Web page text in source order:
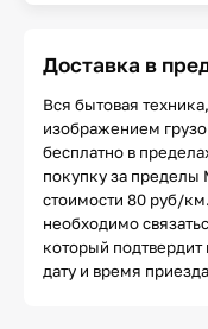
Доставка в
Вся бытовая
изображением
бесплатно в
покупку за
стоимости 80 руб/
необходимо
который подтвердит
дату и время